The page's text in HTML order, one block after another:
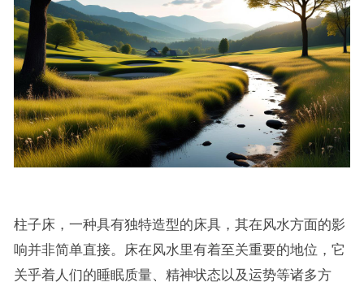
柱子床，一种具有独特造型的床具，其在风水方面的影
响并非简单直接。床在风水里有着至关重要的地位，它
关乎着人们的睡眠质量、精神状态以及运势等诸多方